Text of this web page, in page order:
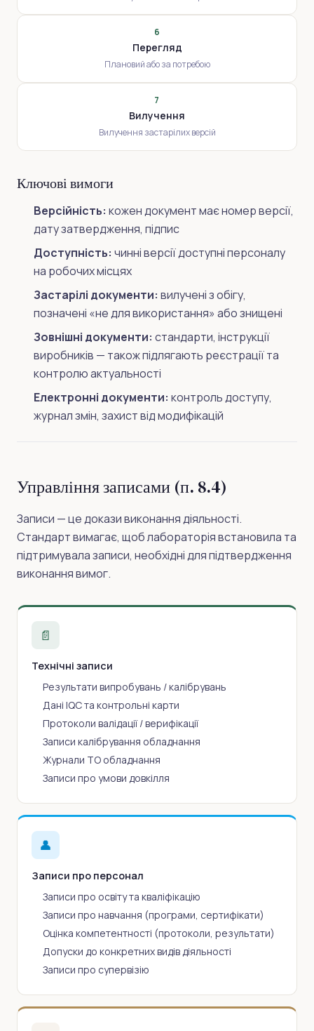
6
Перегляд
Плановий або за потребою
7
Вилучення
Вилучення застарілих версій
Ключові вимоги
Версійність: кожен документ має номер версії,
дату затвердження, підпис
Доступність: чинні версії доступні персоналу
на робочих місцях
Застарілі документи: вилучені з обігу,
позначені «не для використання» або знищені
Зовнішні документи: стандарти, інструкції
виробників — також підлягають реєстрації та
контролю актуальності
Електронні документи: контроль доступу,
журнал змін, захист від модифікацій
Управління записами (п. 8.4)
Записи — це докази виконання діяльності.
Стандарт вимагає, щоб лабораторія встановила та
підтримувала записи, необхідні для підтвердження
виконання вимог.
📄
Технічні записи
Результати випробувань / калібрувань
Дані IQC та контрольні карти
Протоколи валідації / верифікації
Записи калібрування обладнання
Журнали ТО обладнання
Записи про умови довкілля
👤
Записи про персонал
Записи про освіту та кваліфікацію
Записи про навчання (програми, сертифікати)
Оцінка компетентності (протоколи, результати)
Допуски до конкретних видів діяльності
Записи про супервізію